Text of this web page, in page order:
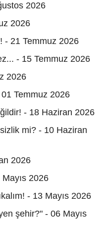
- 04 Ağustos 2026
2026
- 21 Temmuz 2026
- 15 Temmuz 2026
2026
Temmuz 2026
- 18 Haziran 2026
mi? - 10 Haziran
2026
2026
- 13 Mayıs 2026
şehir?" - 06 Mayıs